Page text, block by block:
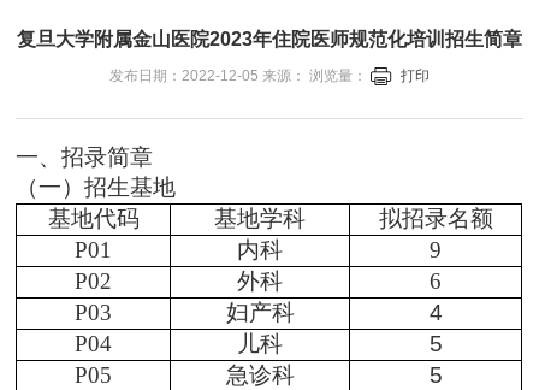
复旦大学附属金山医院2023年住院医师规范化培训招生简章
发布日期：2022-12-05 来源： 浏览量： 打印
一、招录简章
（一）招生基地
基地代码
基地学科
拟招录名额
P01
内科
9
P02
外科
6
P03
妇产科
4
P04
儿科
5
P05
急诊科
5